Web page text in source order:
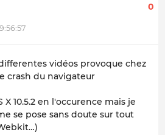
0
vidéos provoque chez
crash du navigateur
X 10.5.2 en l'occurence mais je
se pose sans doute sur tout